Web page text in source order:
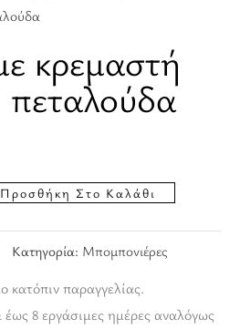
κρεμαστή
πεταλούδα
Προσθήκη Στο Καλάθι
Κατηγορία: Μπομπονιέρες
κατόπιν παραγγελίας.
8 εργάσιμες ημέρες αναλόγως